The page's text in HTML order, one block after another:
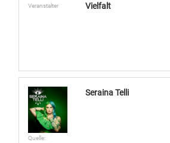
Veranstalter
Vielfalt
Quelle:
Seraina Telli